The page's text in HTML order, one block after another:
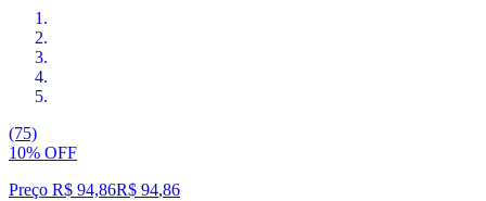
(75)
10% OFF
Preço R$ 94,86R$ 94,86